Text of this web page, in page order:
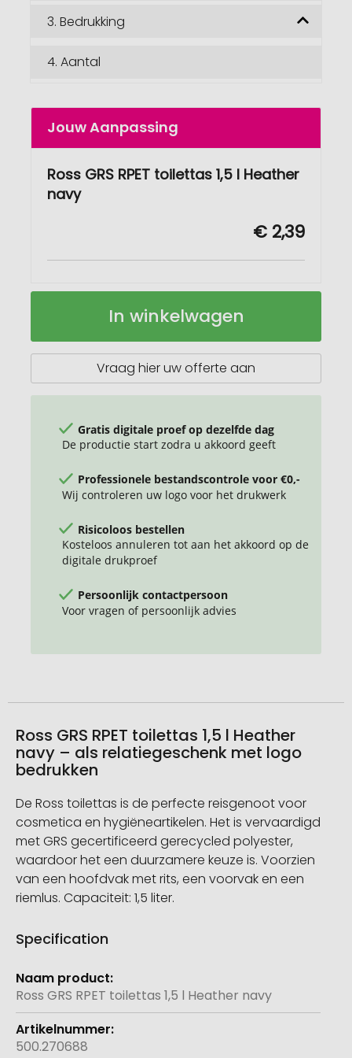
3. Bedrukking
4. Aantal
Jouw Aanpassing
Ross GRS RPET toilettas 1,5 l Heather
navy
€ 2,39
Ross
toilettas,
Op
In winkelwagen
Vraag hier uw offerte aan
Gratis digitale proef op dezelfde dag
De productie start zodra u akkoord geeft
Professionele bestandscontrole voor €0,-
Wij controleren uw logo voor het drukwerk
Risicoloos bestellen
Kosteloos annuleren tot aan het akkoord op de
digitale drukproef
Persoonlijk contactpersoon
Voor vragen of persoonlijk advies
Ross GRS RPET toilettas 1,5 l Heather
navy – als relatiegeschenk met logo
bedrukken
De Ross toilettas is de perfecte reisgenoot voor
cosmetica en hygiëneartikelen. Het is vervaardigd
met GRS gecertificeerd gerecycled polyester,
waardoor het een duurzamere keuze is. Voorzien
van een hoofdvak met rits, een voorvak en een
riemlus. Capaciteit: 1,5 liter.
Specification
Meer
informatie
Ross GRS RPET toilettas 1,5 l Heather navy
500.270688